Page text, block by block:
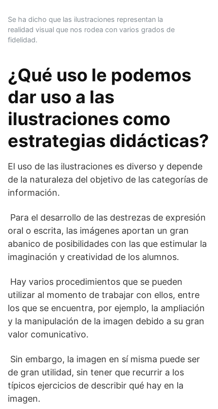
Se ha dicho que las ilustraciones representan la
realidad visual que nos rodea con varios grados de
fidelidad.
¿Qué uso le podemos
dar uso a las
ilustraciones como
estrategias didácticas?
El uso de las ilustraciones es diverso y depende
de la naturaleza del objetivo de las categorías de
información.
Para el desarrollo de las destrezas de expresión
oral o escrita, las imágenes aportan un gran
abanico de posibilidades con las que estimular la
imaginación y creatividad de los alumnos.
Hay varios procedimientos que se pueden
utilizar al momento de trabajar con ellos, entre
los que se encuentra, por ejemplo, la ampliación
y la manipulación de la imagen debido a su gran
valor comunicativo.
Sin embargo, la imagen en sí misma puede ser
de gran utilidad, sin tener que recurrir a los
típicos ejercicios de describir qué hay en la
imagen.